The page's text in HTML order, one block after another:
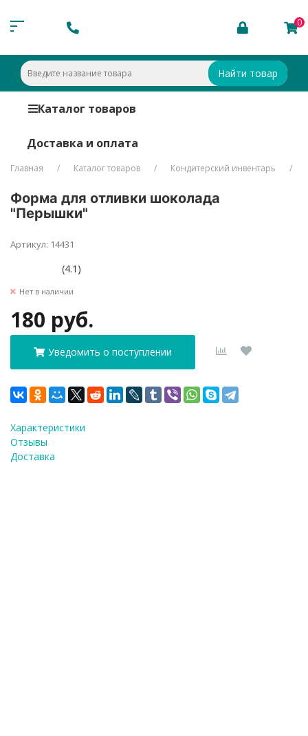
0
Найти товар
Каталог товаров
Доставка и оплата
Главная Каталог товаров Кондитерский инвентарь
Форма для отливки шоколада
"Перышки"
Артикул: 14431
(4.1)
Нет в наличии
180 руб.
Уведомить о поступлении
Характеристики
Отзывы
Доставка